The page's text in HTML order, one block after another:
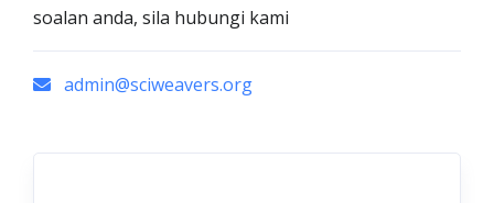
soalan anda, sila hubungi kami
admin@sciweavers.org